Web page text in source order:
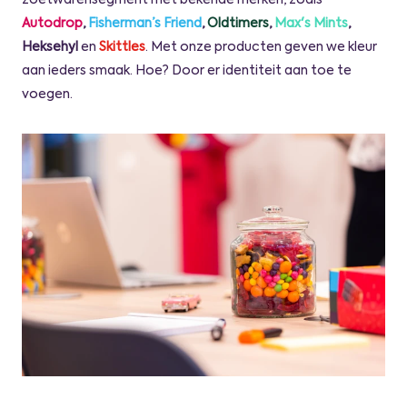
Autodrop, Fisherman’s Friend , Oldtimers, Max's Mints,
Heksehyl en Skittles. Met onze producten geven we kleur
aan ieders smaak. Hoe? Door er identiteit aan toe te
voegen.